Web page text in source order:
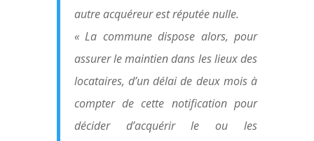
autre acquéreur est réputée nulle.
« La commune dispose alors, pour
assurer le maintien dans les lieux des
locataires, d’un délai de deux mois à
compter de cette notification pour
décider d’acquérir le ou les